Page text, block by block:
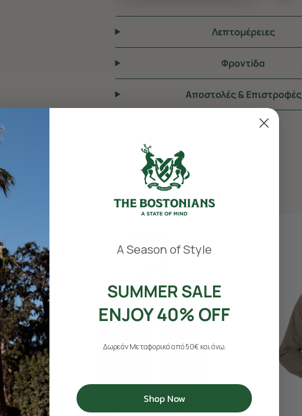
Λεπτομέρειες
Φροντiδα
Αποστολές & Επιστροφές
A Season of Style
SUMMER SALE
ENJOY 40% OFF
Δωρεάν Μεταφορικά από 50€ και άνω.
Shop Now